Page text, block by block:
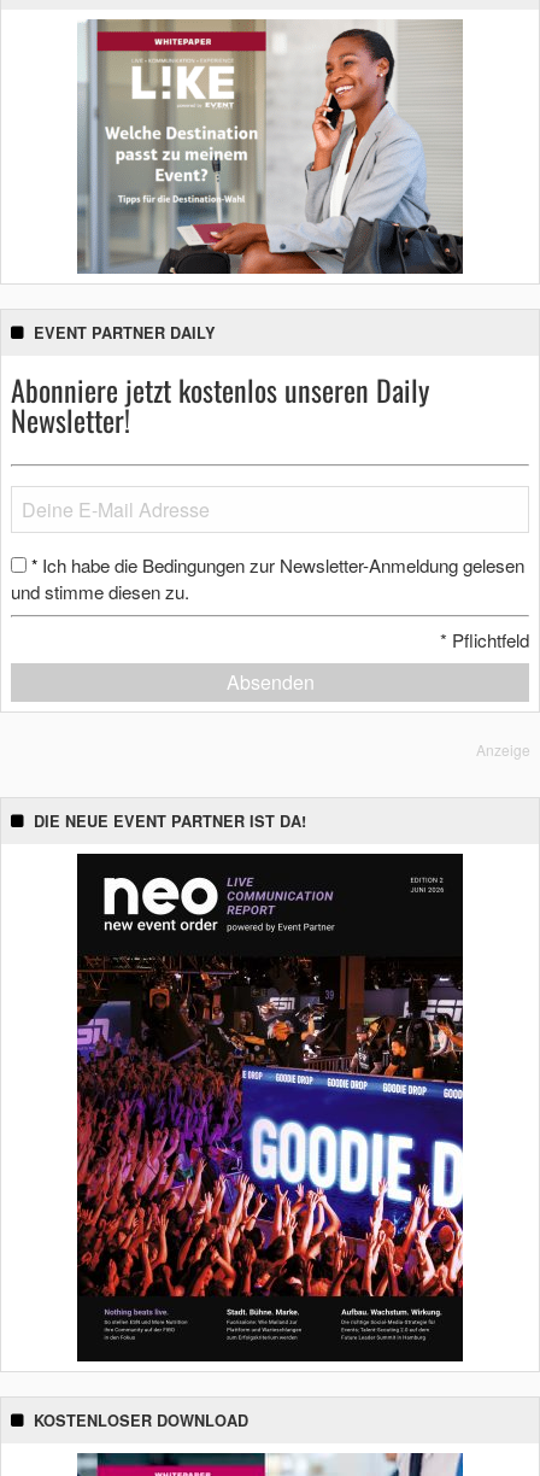
EVENT PARTNER DAILY
Abonniere jetzt kostenlos unseren Daily
Newsletter!
* Ich habe die Bedingungen zur Newsletter-Anmeldung gelesen
und stimme diesen zu.
* Pflichtfeld
Absenden
Anzeige
DIE NEUE EVENT PARTNER IST DA!
KOSTENLOSER DOWNLOAD